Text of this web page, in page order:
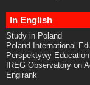
In English
Study in Poland
Poland International
Perspektywy
IREG Observatory on
Engirank